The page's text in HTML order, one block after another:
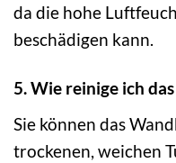
da die hohe
beschädigen kann.
5. Wie reinige ich
Sie können das
trockenen, weichen